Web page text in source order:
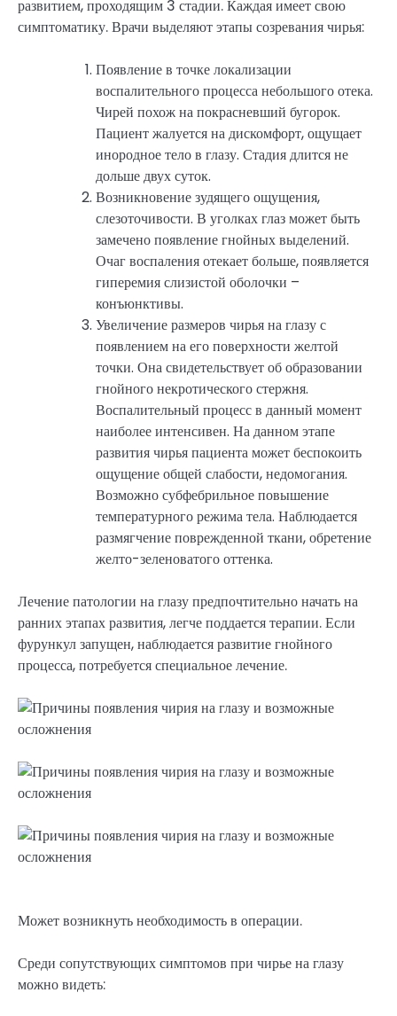
развитием, проходящим 3 стадии. Каждая имеет свою
симптоматику. Врачи выделяют этапы созревания чирья:
Появление в точке локализации
воспалительного процесса небольшого отека.
Чирей похож на покрасневший бугорок.
Пациент жалуется на дискомфорт, ощущает
инородное тело в глазу. Стадия длится не
дольше двух суток.
Возникновение зудящего ощущения,
слезоточивости. В уголках глаз может быть
замечено появление гнойных выделений.
Очаг воспаления отекает больше, появляется
гиперемия слизистой оболочки –
конъюнктивы.
Увеличение размеров чирья на глазу с
появлением на его поверхности желтой
точки. Она свидетельствует об образовании
гнойного некротического стержня.
Воспалительный процесс в данный момент
наиболее интенсивен. На данном этапе
развития чирья пациента может беспокоить
ощущение общей слабости, недомогания.
Возможно субфебрильное повышение
температурного режима тела. Наблюдается
размягчение поврежденной ткани, обретение
желто-зеленоватого оттенка.
Лечение патологии на глазу предпочтительно начать на
ранних этапах развития, легче поддается терапии. Если
фурункул запущен, наблюдается развитие гнойного
процесса, потребуется специальное лечение.
Может возникнуть необходимость в операции.
Среди сопутствующих симптомов при чирье на глазу
можно видеть: